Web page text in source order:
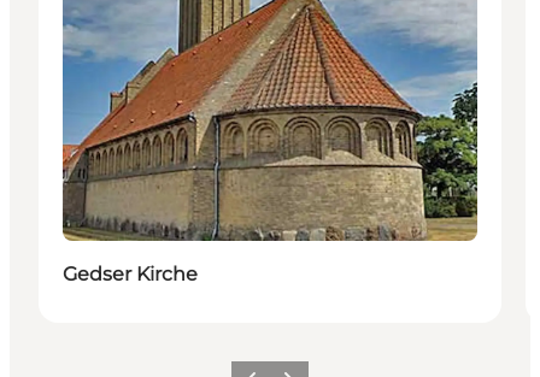
Gedser Kirche